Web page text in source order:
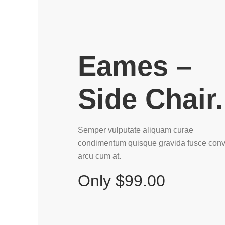
Eames –
Side Chair.
Semper vulputate aliquam curae
condimentum quisque gravida fusce
arcu cum at.
Only $99.00